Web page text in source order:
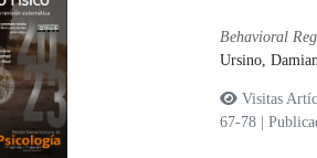
Behavioral
Ursino,
Visitas
67-78